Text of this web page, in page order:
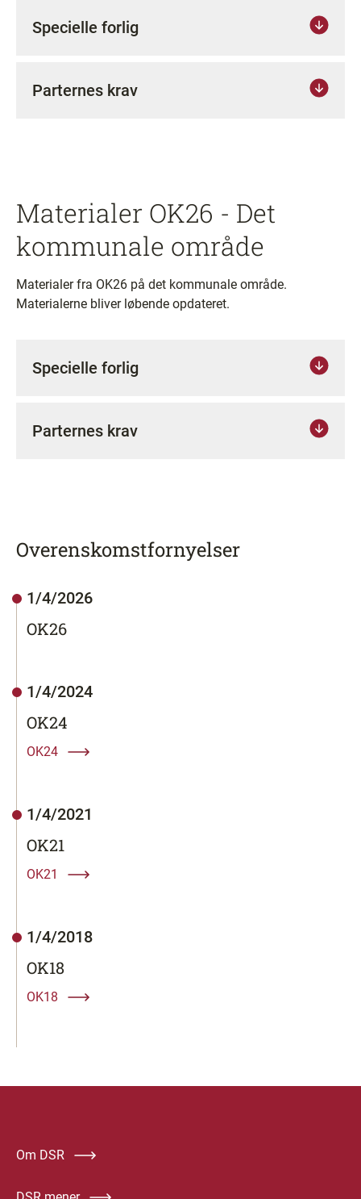
Specielle forlig
Parternes krav
Materialer OK26 - Det
kommunale område
Materialer fra OK26 på det kommunale område.
Materialerne bliver løbende opdateret.
Specielle forlig
Parternes krav
Overenskomstfornyelser
1/4/2026
OK26
1/4/2024
OK24
OK24
1/4/2021
OK21
OK21
1/4/2018
OK18
OK18
Om DSR